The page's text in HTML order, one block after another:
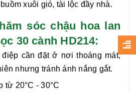
xuôi gió, tài lộc đầy nhà.
sóc chậu hoa lan
30 cành HD214:
cần đặt ở nơi thoáng mát,
nhưng tránh ánh nắng gắt.
từ 20°C - 30°C